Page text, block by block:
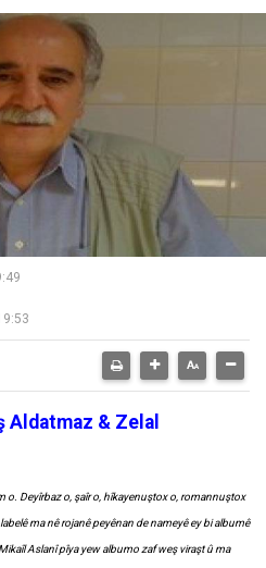
Aldatmaz & Zelal
Deyîrbaz o, şaîr o, hîkayenuştox o, romannuştox
ma nê rojanê peyênan de nameyê ey bi albumê
Aslanî pîya yew albumo zaf weş viraşt û ma